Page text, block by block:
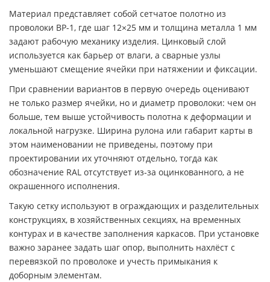
Материал представляет собой сетчатое полотно из
проволоки ВР-1, где шаг 12×25 мм и толщина металла 1 мм
задают рабочую механику изделия. Цинковый слой
используется как барьер от влаги, а сварные узлы
уменьшают смещение ячейки при натяжении и фиксации.
При сравнении вариантов в первую очередь оценивают
не только размер ячейки, но и диаметр проволоки: чем он
больше, тем выше устойчивость полотна к деформации и
локальной нагрузке. Ширина рулона или габарит карты в
этом наименовании не приведены, поэтому при
проектировании их уточняют отдельно, тогда как
обозначение RAL отсутствует из‑за оцинкованного, а не
окрашенного исполнения.
Такую сетку используют в ограждающих и разделительных
конструкциях, в хозяйственных секциях, на временных
контурах и в качестве заполнения каркасов. При установке
важно заранее задать шаг опор, выполнить нахлёст с
перевязкой по проволоке и учесть примыкания к
доборным элементам.